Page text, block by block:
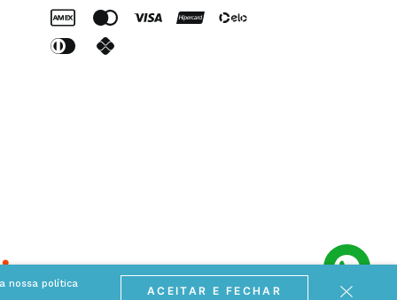
nossa política
ACEITAR E FECHAR